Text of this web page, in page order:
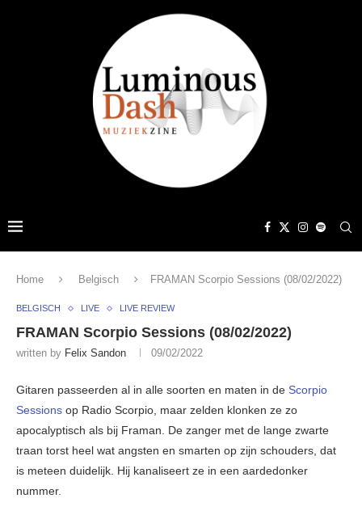
Home Belgisch FRAMAN Scorpio Sessions (08/02/2022)
BELGISCH LIVE LIVE REVIEW
FRAMAN Scorpio Sessions (08/02/2022)
written by Felix Sandon 09/02/2022
Gitaren passeerden al in alle soorten en maten in de Scorpio
Sessions op Radio Scorpio, maar zelden klonken ze zo
apocalyptisch als bij Framan. De zanger met de lange zwarte
traan torst heel wat angsten en smarten op zijn schouders, dat
is meteen duidelijk. Hij kanaliseert ze in een aardedonker
nummer.